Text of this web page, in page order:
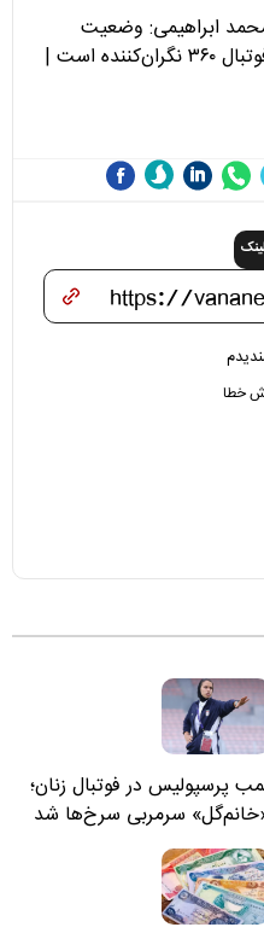
ابراهیمی: وضعیت
فوتبال ۳۶۰ نگران‌کننده است |
خطا
پرسپولیس در فوتبال زنان؛
سرمربی سرخ‌ها شد